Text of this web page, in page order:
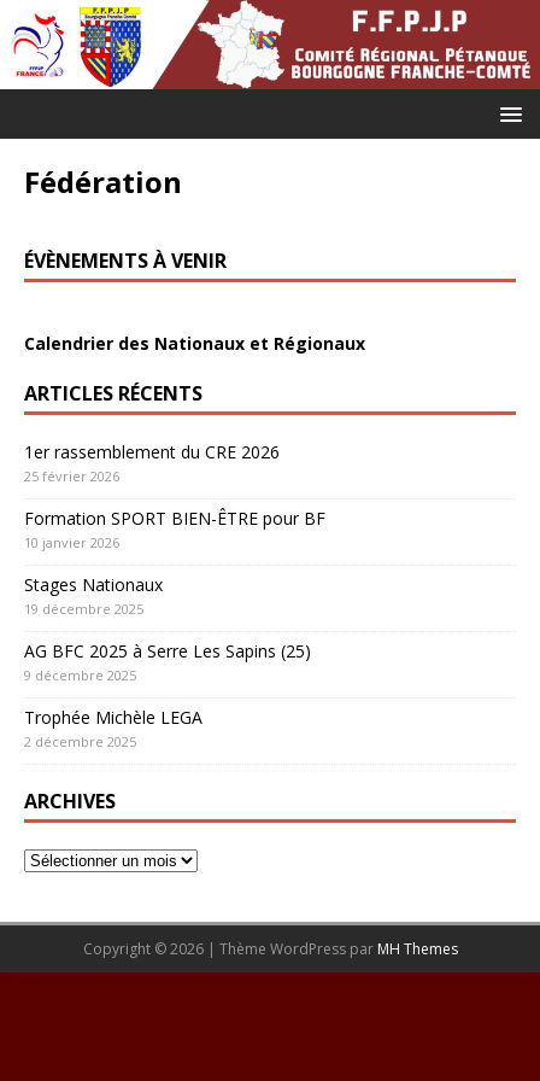
Fédération
ÉVÈNEMENTS À VENIR
Calendrier des Nationaux et Régionaux
ARTICLES RÉCENTS
1er rassemblement du CRE 2026
25 février 2026
Formation SPORT BIEN-ÊTRE pour BF
10 janvier 2026
Stages Nationaux
19 décembre 2025
AG BFC 2025 à Serre Les Sapins (25)
9 décembre 2025
Trophée Michèle LEGA
2 décembre 2025
ARCHIVES
Copyright © 2026 | Thème WordPress par MH Themes